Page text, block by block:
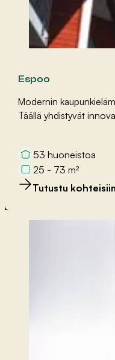
Espoo
Modernin
Täällä yhdistyvät
53 huoneistoa
25 - 73 m²
Tutustu